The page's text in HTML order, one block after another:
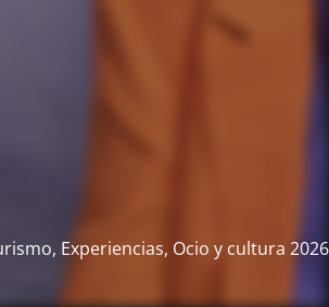
Experiencias, Ocio y cultura 2026